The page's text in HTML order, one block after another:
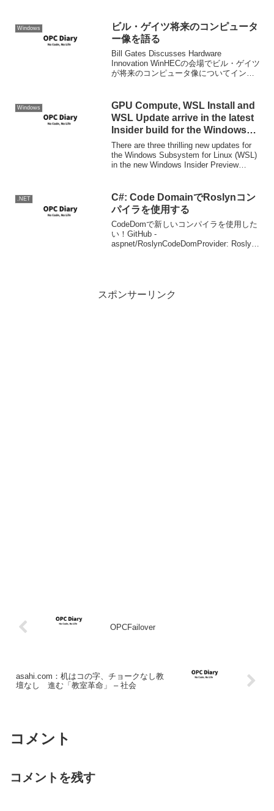
Windows
ビル・ゲイツ将来のコンピュータ
ー像を語る
Bill Gates Discusses Hardware
Innovation WinHECの会場でビル・ゲイツ
が将来のコンピュータ像についてインタ
Windows
GPU Compute, WSL Install and
WSL Update arrive in the latest
Insider build for the Windows
Subsystem for Linux | Windows
Command Line
There are three thrilling new updates for
the Windows Subsystem for Linux (WSL)
in the new Windows Insider Preview
.NET
C#: Code DomainでRoslynコン
パイラを使用する
CodeDomで新しいコンパイラを使用した
い！GitHub -
aspnet/RoslynCodeDomProvider: Roslyn
スポンサーリンク
OPCFailover
asahi.com：机はコの字、チョークなし教
壇なし 進む「教室革命」 – 社会
コメント
コメントを残す